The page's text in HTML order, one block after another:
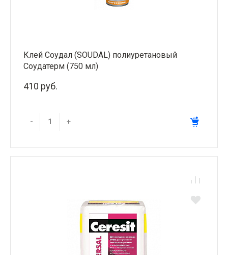
Клей Соудал (SOUDAL) полиуретановый
Соудатерм (750 мл)
410 руб.
- +